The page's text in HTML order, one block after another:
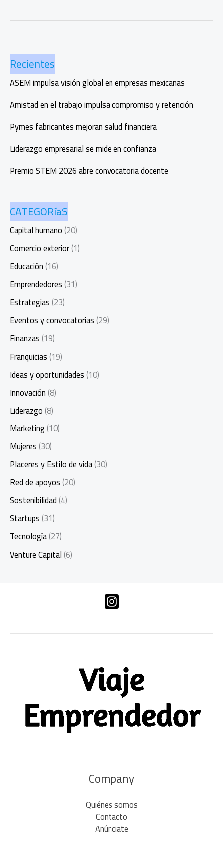
o
complemento
al
frente
al
crédito
tradicional?
Recientes
ASEM impulsa visión global en empresas mexicanas
Amistad en el trabajo impulsa compromiso y retención
Pymes fabricantes mejoran salud financiera
Liderazgo empresarial se mide en confianza
Premio STEM 2026 abre convocatoria docente
CATEGORíaS
Capital humano(20)
Comercio exterior(1)
Educación(16)
Emprendedores(31)
Estrategias(23)
Eventos y convocatorias(29)
Finanzas(19)
Franquicias(19)
Ideas y oportunidades(10)
Innovación(8)
Liderazgo(8)
Marketing(10)
Mujeres(30)
Placeres y Estilo de vida(30)
Red de apoyos(20)
Sostenibilidad(4)
Startups(31)
Tecnología(27)
Venture Capital(6)
Company
Quiénes somos
Contacto
Anúnciate